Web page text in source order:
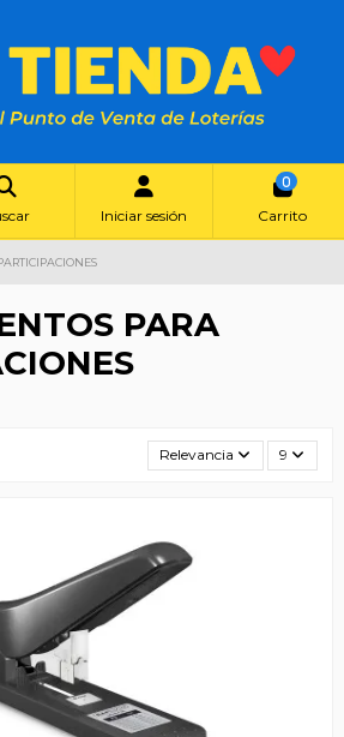
Iniciar sesión
0
Carrito
PARA
Relevancia 9